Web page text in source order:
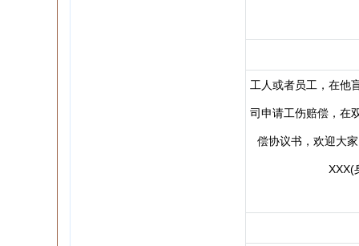
工人或者员工，在他
司申请工伤赔偿，在
偿协议书，欢迎大
XXX(